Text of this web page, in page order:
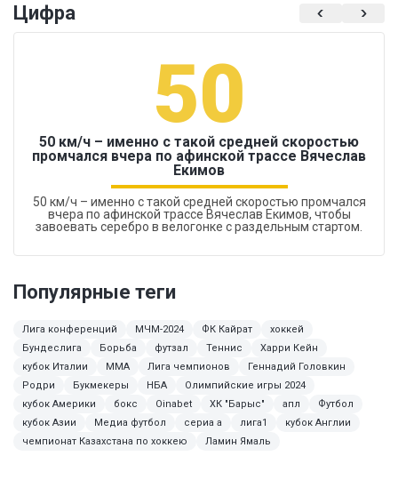
Цифра
50
50 км/ч – именно с такой средней скоростью
промчался вчера по афинской трассе Вячеслав
Екимов
50 км/ч – именно с такой средней скоростью промчался
вчера по афинской трассе Вячеслав Екимов, чтобы
завоевать серебро в велогонке с раздельным стартом.
Популярные теги
Лига конференций МЧМ-2024 ФК Кайрат
хоккей
Бундеслига
Борьба футзал Теннис
Харри Кейн
кубок Италии
ММА Лига чемпионов
Геннадий Головкин
Родри
Букмекеры НБА
Олимпийские игры 2024
кубок Америки
бокс Oinabet ХК "Барыс" апл
Футбол
кубок Азии
Медиа футбол сериа а лига1
кубок Англии
чемпионат Казахстана по хоккею
Ламин Ямаль